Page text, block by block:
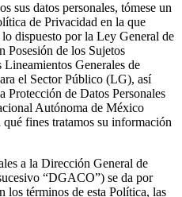
sus datos personales, tómese un
de Privacidad en la que
dispuesto por la Ley General de
Posesión de los Sujetos
Generales de
el Sector Público (LG), así
Protección de Datos Personales
Autónoma de México
fines tratamos su información
a la Dirección General de
“DGACO”) se da por
los términos de esta Política, las